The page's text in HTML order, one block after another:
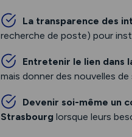
La transparence des
recherche de poste) pour
Entretenir le lien dans
mais donner des nouvelles
Devenir soi-même un
Strasbourg lorsque leurs